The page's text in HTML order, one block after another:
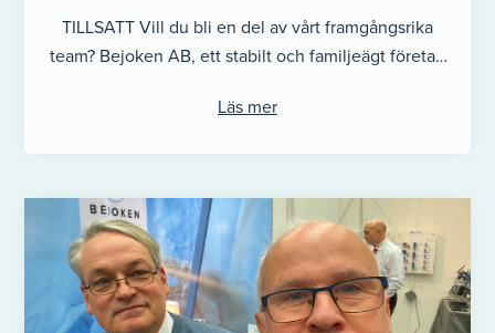
TILLSATT Vill du bli en del av vårt framgångsrika
team? Bejoken AB, ett stabilt och familjeägt företag
Läs mer